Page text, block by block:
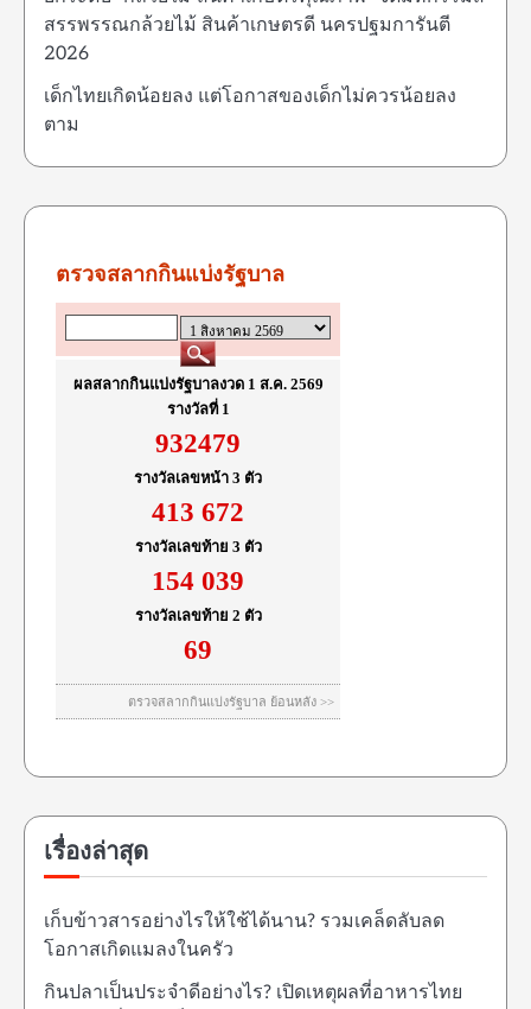
สรรพรรณกล้วยไม้ สินค้าเกษตรดี นครปฐมการันตี
2026
เด็กไทยเกิดน้อยลง แต่โอกาสของเด็กไม่ควรน้อยลง
ตาม
เรื่องล่าสุด
เก็บข้าวสารอย่างไรให้ใช้ได้นาน? รวมเคล็ดลับลด
โอกาสเกิดแมลงในครัว
กินปลาเป็นประจำดีอย่างไร? เปิดเหตุผลที่อาหารไทย